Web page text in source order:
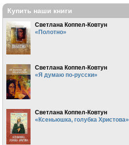
Купить наши книги
Светлана Коппел-Ковтун
«Полотно»
Светлана Коппел-Ковтун
«Я думаю по-русски»
Светлана Коппел-Ковтун
«Ксеньюшка, голубка Христова»